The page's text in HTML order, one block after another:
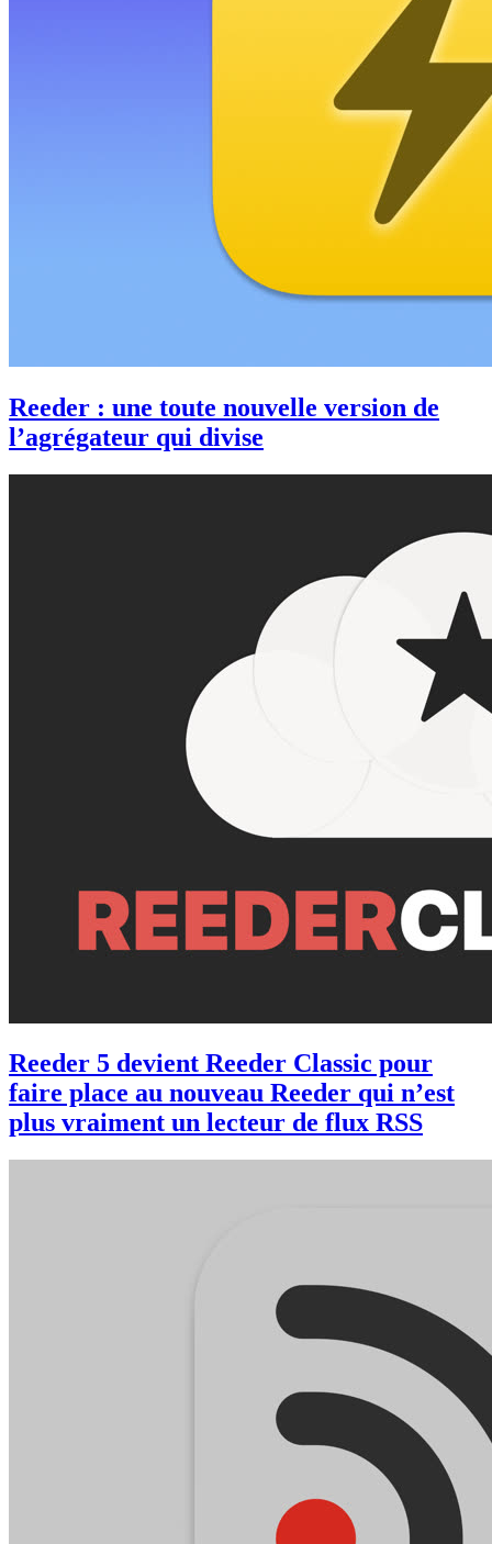
Reeder : une toute nouvelle version de
l’agrégateur qui divise
Reeder 5 devient Reeder Classic pour
faire place au nouveau Reeder qui n’est
plus vraiment un lecteur de flux RSS